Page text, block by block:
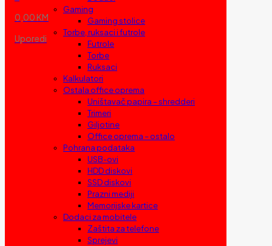
0,00 KM
Uporedi
Gaming
Gaming stolice
Torbe, ruksaci i futrole
Futrole
Torbe
Ruksaci
Kalkulatori
Ostala office oprema
Uništavač papira – shredderi
Trimeri
Giljotine
Office oprema – ostalo
Pohrana podataka
USB-ovi
HDD diskovi
SSD diskovi
Prazni mediji
Memorijske kartice
Dodaci za mobitele
Zaštita za telefone
Sprejevi